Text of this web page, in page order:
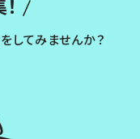
してみませんか？